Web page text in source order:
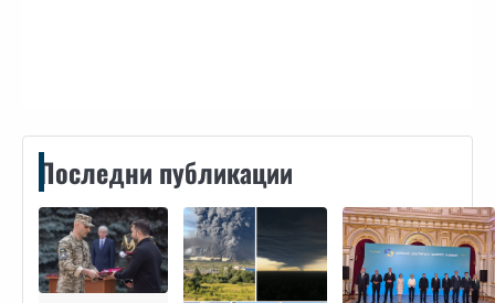
Последни публикации